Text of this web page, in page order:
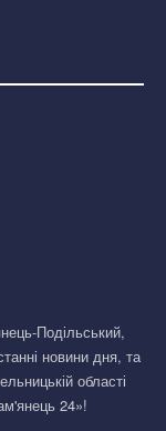
Подільський,
новини дня, та
області
24»!